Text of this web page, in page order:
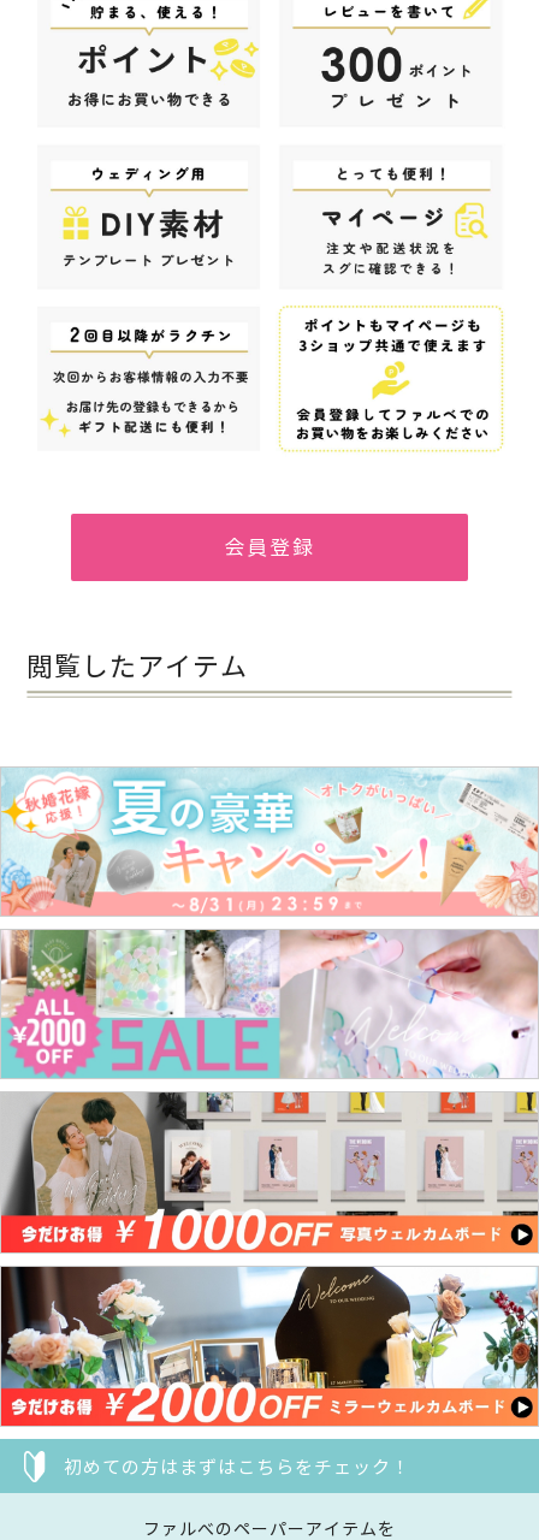
会員登録
閲覧したアイテム
初めての方はまずはこちらをチェック！
ファルべのペーパーアイテムを